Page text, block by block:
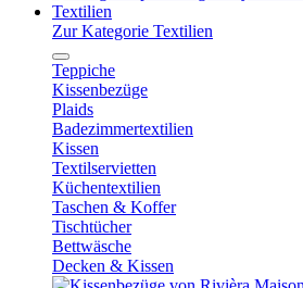
Textilien
Zur Kategorie Textilien
Teppiche
Kissenbezüge
Plaids
Badezimmertextilien
Kissen
Textilservietten
Küchentextilien
Taschen & Koffer
Tischtücher
Bettwäsche
Decken & Kissen